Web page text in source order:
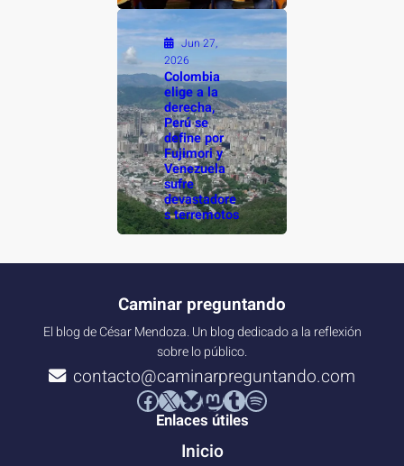
Jun 27,
2026
Colombia
elige a la
derecha,
Perú se
define por
Fujimori y
Venezuela
sufre
devastadore
s terremotos
Caminar preguntando
El blog de César Mendoza. Un blog dedicado a la reflexión
sobre lo público.
contacto@caminarpreguntando.com
Facebook X Bluesky Mastodon Tumblr Spotify
Enlaces útiles
Inicio